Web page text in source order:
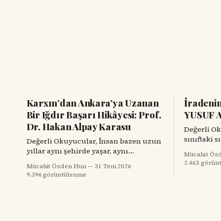
Karxın’dan Ankara’ya Uzanan
Bir Iğdır Başarı Hikâyesi: Prof.
Dr. Hakan Alpay Karasu
Değerli Okuyucular, İnsan bazen uzun
yıllar aynı şehirde yaşar, aynı
başındaki değerli bir hemşehrisini
tanımak için bir tesadüfü beklemek
Mücahit Özden Hun 31 Tem 2026 ·
9.396 görüntülenme
YUSUF
Değerli
sınıftaki
bugün
muharip
Mücahit
2.463